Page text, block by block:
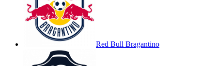
Red Bull Bragantino